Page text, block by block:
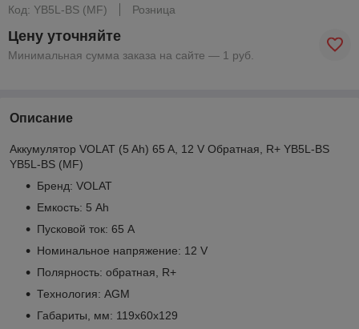
Код: YB5L-BS (MF)
Розница
Цену уточняйте
Минимальная сумма заказа на сайте — 1 руб.
Описание
Аккумулятор VOLAT (5 Ah) 65 A, 12 V Обратная, R+ YB5L-BS
YB5L-BS (MF)
Бренд: VOLAT
Емкость: 5 Ah
Пусковой ток: 65 A
Номинальное напряжение: 12 V
Полярность: обратная, R+
Технология: AGM
Габариты, мм: 119x60x129